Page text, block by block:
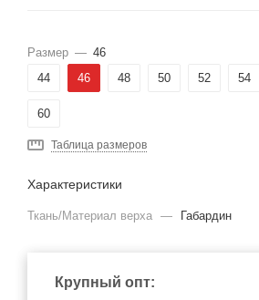
Размер — 46
44
46 48 50 52 54
60
Таблица размеров
Характеристики
Ткань/Материал верха — Габардин
Крупный опт: